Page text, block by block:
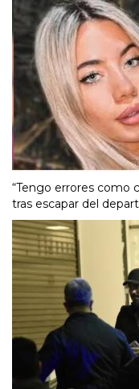
“Tengo errores como
tras escapar del